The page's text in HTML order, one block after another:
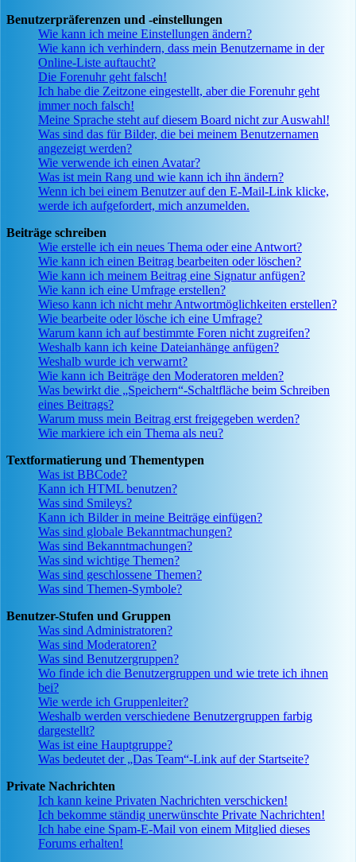
Benutzerpräferenzen und -einstellungen
Wie kann ich meine Einstellungen ändern?
Wie kann ich verhindern, dass mein Benutzername in der
Online-Liste auftaucht?
Die Forenuhr geht falsch!
Ich habe die Zeitzone eingestellt, aber die Forenuhr geht
immer noch falsch!
Meine Sprache steht auf diesem Board nicht zur Auswahl!
Was sind das für Bilder, die bei meinem Benutzernamen
angezeigt werden?
Wie verwende ich einen Avatar?
Was ist mein Rang und wie kann ich ihn ändern?
Wenn ich bei einem Benutzer auf den E-Mail-Link klicke,
werde ich aufgefordert, mich anzumelden.
Beiträge schreiben
Wie erstelle ich ein neues Thema oder eine Antwort?
Wie kann ich einen Beitrag bearbeiten oder löschen?
Wie kann ich meinem Beitrag eine Signatur anfügen?
Wie kann ich eine Umfrage erstellen?
Wieso kann ich nicht mehr Antwortmöglichkeiten erstellen?
Wie bearbeite oder lösche ich eine Umfrage?
Warum kann ich auf bestimmte Foren nicht zugreifen?
Weshalb kann ich keine Dateianhänge anfügen?
Weshalb wurde ich verwarnt?
Wie kann ich Beiträge den Moderatoren melden?
Was bewirkt die „Speichern“-Schaltfläche beim Schreiben
eines Beitrags?
Warum muss mein Beitrag erst freigegeben werden?
Wie markiere ich ein Thema als neu?
Textformatierung und Thementypen
Was ist BBCode?
Kann ich HTML benutzen?
Was sind Smileys?
Kann ich Bilder in meine Beiträge einfügen?
Was sind globale Bekanntmachungen?
Was sind Bekanntmachungen?
Was sind wichtige Themen?
Was sind geschlossene Themen?
Was sind Themen-Symbole?
Benutzer-Stufen und Gruppen
Was sind Administratoren?
Was sind Moderatoren?
Was sind Benutzergruppen?
Wo finde ich die Benutzergruppen und wie trete ich ihnen
bei?
Wie werde ich Gruppenleiter?
Weshalb werden verschiedene Benutzergruppen farbig
dargestellt?
Was ist eine Hauptgruppe?
Was bedeutet der „Das Team“-Link auf der Startseite?
Private Nachrichten
Ich kann keine Privaten Nachrichten verschicken!
Ich bekomme ständig unerwünschte Private Nachrichten!
Ich habe eine Spam-E-Mail von einem Mitglied dieses
Forums erhalten!